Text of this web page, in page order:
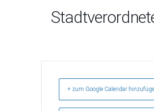
+ zum Google Calendar